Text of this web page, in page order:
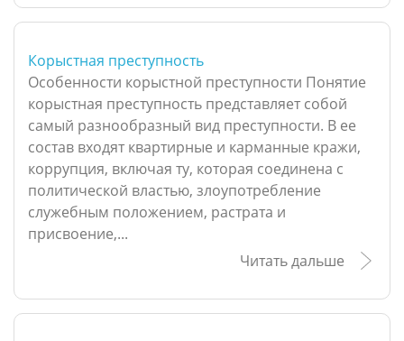
Корыстная преступность
Особенности корыстной преступности Понятие
корыстная преступность представляет собой
самый разнообразный вид преступности. В ее
состав входят квартирные и карманные кражи,
коррупция, включая ту, которая соединена с
политической властью, злоупотребление
служебным положением, растрата и
присвоение,...
Читать дальше